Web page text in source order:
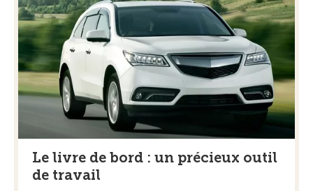
Le livre de bord : un précieux outil
de travail